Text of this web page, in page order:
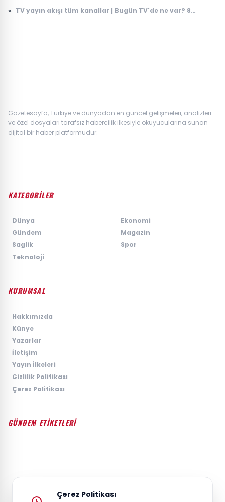
» TV yayın akışı tüm kanallar | Bugün TV'de ne var? 8
Gazetesayfa, Türkiye ve dünyadan en güncel gelişmeleri, analizleri
ve özel dosyaları tarafsız habercilik ilkesiyle okuyucularına sunan
dijital bir haber platformudur.
KATEGORİLER
Dünya
Ekonomi
Gündem
Magazin
Saglik
Spor
Teknoloji
KURUMSAL
Hakkımızda
Künye
Yazarlar
İletişim
Yayın İlkeleri
Gizlilik Politikası
Çerez Politikası
GÜNDEM ETİKETLERİ
Çerez Politikası